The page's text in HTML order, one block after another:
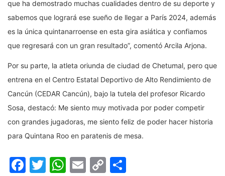
que ha demostrado muchas cualidades dentro de su deporte y
sabemos que logrará ese sueño de llegar a París 2024, además
es la única quintanarroense en esta gira asiática y confiamos
que regresará con un gran resultado”, comentó Arcila Arjona.
Por su parte, la atleta oriunda de ciudad de Chetumal, pero que
entrena en el Centro Estatal Deportivo de Alto Rendimiento de
Cancún (CEDAR Cancún), bajo la tutela del profesor Ricardo
Sosa, destacó: Me siento muy motivada por poder competir
con grandes jugadoras, me siento feliz de poder hacer historia
para Quintana Roo en paratenis de mesa.
Facebook
Twitter
WhatsApp
Email
Copy